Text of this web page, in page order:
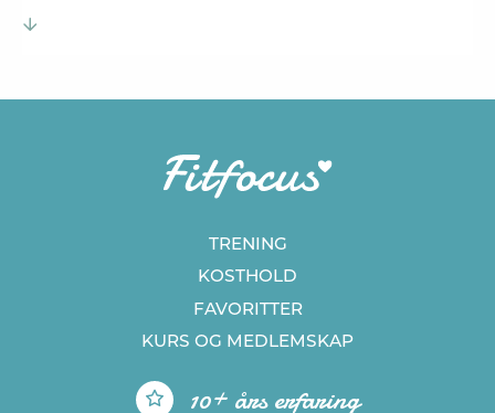
TRENING
KOSTHOLD
FAVORITTER
KURS OG MEDLEMSKAP
10+ års erfaring